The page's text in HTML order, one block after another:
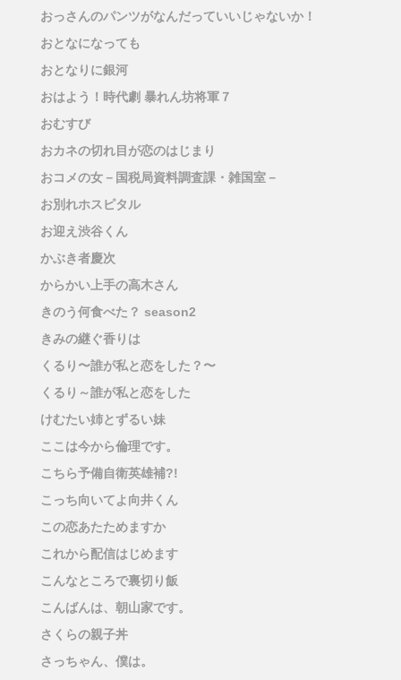
おっさんのパンツがなんだっていいじゃないか！
おとなになっても
おとなりに銀河
おはよう！時代劇 暴れん坊将軍７
おむすび
おカネの切れ目が恋のはじまり
おコメの女－国税局資料調査課・雑国室－
お別れホスピタル
お迎え渋谷くん
かぶき者慶次
からかい上手の高木さん
きのう何食べた？ season2
きみの継ぐ香りは
くるり〜誰が私と恋をした？〜
くるり～誰が私と恋をした
けむたい姉とずるい妹
ここは今から倫理です。
こちら予備自衛英雄補?!
こっち向いてよ向井くん
この恋あたためますか
これから配信はじめます
こんなところで裏切り飯
こんばんは、朝山家です。
さくらの親子丼
さっちゃん、僕は。